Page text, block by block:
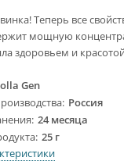
Теперь все
мощную
здоровьем и
Gen
Россия
24 месяца
25 г